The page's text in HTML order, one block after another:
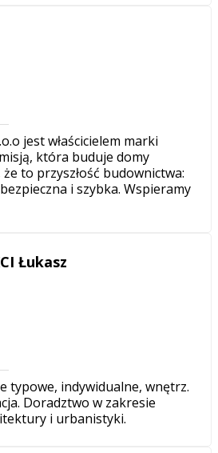
jest właścicielem marki
która buduje domy
to przyszłość budownictwa:
i szybka. Wspieramy
Łukasz
typowe, indywidualne, wnętrz.
Doradztwo w zakresie
i urbanistyki.